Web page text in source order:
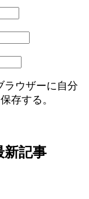
ラウザーに自分
存する。
新記事